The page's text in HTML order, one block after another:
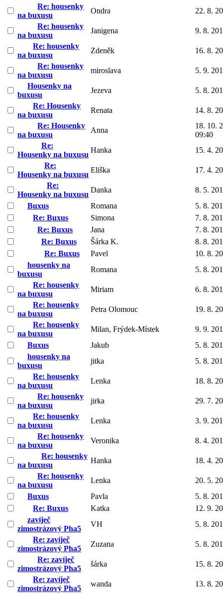
Re: housenky
na buxusu
Ondra
22. 8.
Re: housenky
na buxusu
Janigena
9. 8.
Re: housenky
na buxusu
Zdeněk
16. 8.
Re: housenky
na buxusu
miroslava
5. 9.
Housenky na
buxusu
Jezeva
5. 8.
Re: Housenky
na buxusu
Renata
14. 8.
Re: Housenky
na buxusu
Anna
18. 10.
09:40
Re:
Housenky na buxusu
Hanka
15. 4.
Re:
Housenky na buxusu
Eliška
17. 4.
Re:
Housenky na buxusu
Danka
8. 5.
Buxus
Romana
5. 8.
Re: Buxus
Simona
7. 8.
Re: Buxus
Jana
7. 8.
Re: Buxus
Šárka K.
8. 8.
Re: Buxus
Pavel
10. 8.
housenky na
buxusu
Romana
5. 8.
Re: housenky
na buxusu
Miriam
6. 8.
Re: housenky
na buxusu
Petra Olomouc
19. 8.
Re: housenky
na buxusu
Milan, Frýdek-Místek
9. 9.
Buxus
Jakub
5. 8.
housenky na
buxusu
jitka
5. 8.
Re: housenky
na buxusu
Lenka
18. 8.
Re: housenky
na buxusu
jirka
29. 7.
Re: housenky
na buxusu
Lenka
3. 9.
Re: housenky
na buxusu
Veronika
8. 4.
Re: housenky
na buxusu
Hanka
18. 4.
Re: housenky
na buxusu
Lenka
20. 5.
Buxus
Pavla
5. 8.
Re: Buxus
Katka
12. 9.
zavíječ
zimostrázový Pha5
VH
5. 8.
Re: zavíječ
zimostrázový Pha5
Zuzana
5. 8.
Re: zavíječ
zimostrázový Pha5
šárka
15. 8.
Re: zavíječ
zimostrázový Pha5
wanda
13. 8.